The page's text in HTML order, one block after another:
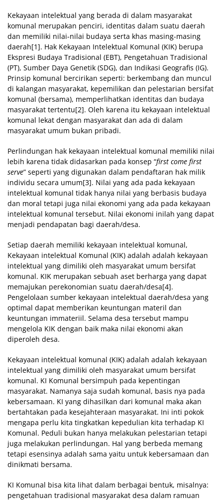
Kekayaan intelektual yang berada di dalam masyarakat
komunal merupakan penciri, identitas dalam suatu daerah
dan memiliki nilai-nilai budaya serta khas masing-masing
daerah[1]. Hak Kekayaan Intelektual Komunal (KIK) berupa
Ekspresi Budaya Tradisional (EBT), Pengetahuan Tradisional
(PT), Sumber Daya Genetik (SDG), dan Indikasi Geografis (IG).
Prinsip komunal bercirikan seperti: berkembang dan muncul
di kalangan masyarakat, kepemilikan dan pelestarian bersifat
komunal (bersama), memperlihatkan identitas dan budaya
masyarakat tertentu[2]. Oleh karena itu kekayaan intelektual
komunal lekat dengan masyarakat dan ada di dalam
masyarakat umum bukan pribadi.
Perlindungan hak kekayaan intelektual komunal memiliki nilai
lebih karena tidak didasarkan pada konsep “first come first
serve” seperti yang digunakan dalam pendaftaran hak milik
individu secara umum[3]. Nilai yang ada pada kekayaan
intelektual komunal tidak hanya nilai yang berbasis budaya
dan moral tetapi juga nilai ekonomi yang ada pada kekayaan
intelektual komunal tersebut. Nilai ekonomi inilah yang dapat
menjadi pendapatan bagi daerah/desa.
Setiap daerah memiliki kekayaan intelektual komunal,
Kekayaan intelektual Komunal (KIK) adalah adalah kekayaan
intelektual yang dimiliki oleh masyarakat umum bersifat
komunal. KIK merupakan sebuah aset berharga yang dapat
memajukan perekonomian suatu daerah/desa[4].
Pengelolaan sumber kekayaan intelektual daerah/desa yang
optimal dapat memberikan keuntungan materil dan
keuntungan immateriil. Selama desa tersebut mampu
mengelola KIK dengan baik maka nilai ekonomi akan
diperoleh desa.
Kekayaan intelektual komunal (KIK) adalah adalah kekayaan
intelektual yang dimiliki oleh masyarakat umum bersifat
komunal. KI Komunal bersimpuh pada kepentingan
masyarakat. Namanya saja sudah komunal, basis nya pada
kebersamaan. KI yang dihasilkan dari komunal maka akan
bertahtakan pada kesejahteraan masyarakat. Ini inti pokok
mengapa perlu kita tingkatkan kepedulian kita terhadap KI
Komunal. Peduli bukan hanya melakukan pelestarian tetapi
juga melakukan perlindungan. Hal yang berbeda memang
tetapi esensinya adalah sama yaitu untuk kebersamaan dan
dinikmati bersama.
KI Komunal bisa kita lihat dalam berbagai bentuk, misalnya:
pengetahuan tradisional masyarakat desa dalam ramuan